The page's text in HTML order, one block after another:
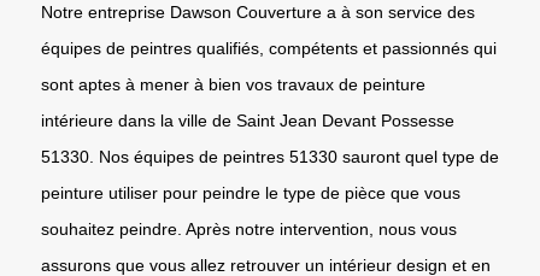
Notre entreprise Dawson Couverture a à son service des
équipes de peintres qualifiés, compétents et passionnés qui
sont aptes à mener à bien vos travaux de peinture
intérieure dans la ville de Saint Jean Devant Possesse
51330. Nos équipes de peintres 51330 sauront quel type de
peinture utiliser pour peindre le type de pièce que vous
souhaitez peindre. Après notre intervention, nous vous
assurons que vous allez retrouver un intérieur design et en